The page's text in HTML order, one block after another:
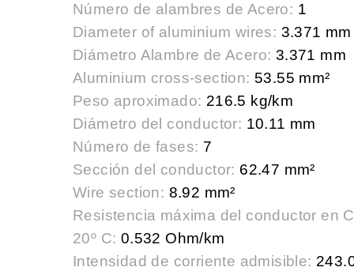
Número de alambres de Acero: 1
Diameter of aluminium wires: 3.371 mm
Diámetro Alambre de Acero: 3.371 mm
Aluminium cross-section: 53.55 mm²
Peso aproximado: 216.5 kg/km
Diámetro del conductor: 10.11 mm
Número de fases: 7
Sección del conductor: 62.47 mm²
Wire section: 8.92 mm²
Resistencia máxima del conductor en
20º C: 0.532 Ohm/km
Intensidad de corriente admisible: